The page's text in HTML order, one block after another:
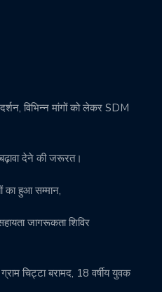
विभिन्न मांगों को लेकर SDM
देने की जरूरत।
का हुआ सम्मान,
जागरूकता शिविर
चिट्टा बरामद, 18 वर्षीय युवक